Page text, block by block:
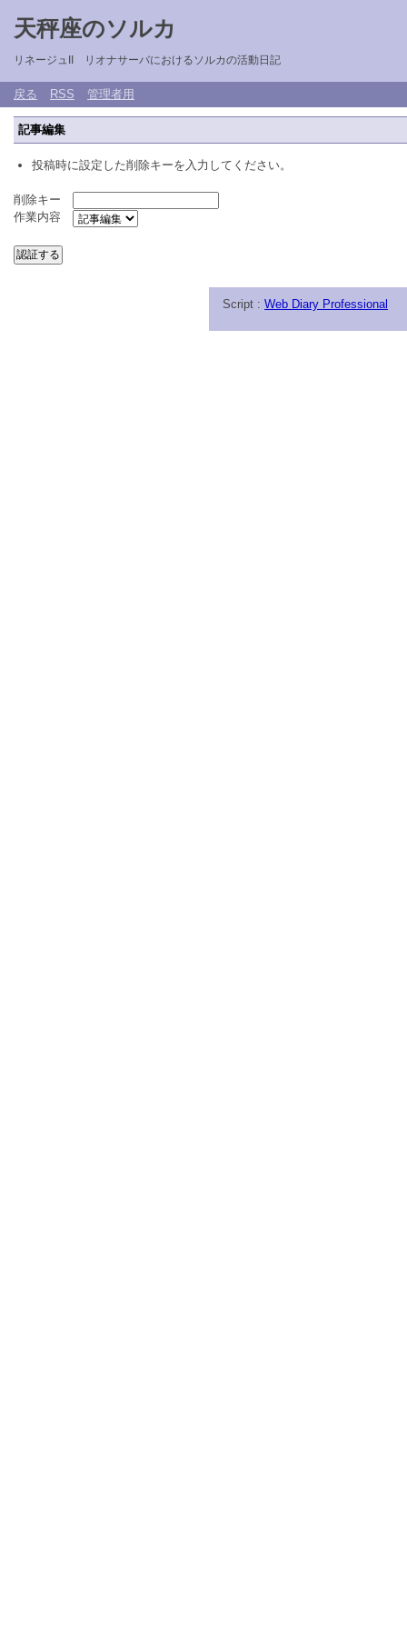
天秤座のソルカ
リネージュII リオナサーバにおけるソルカの活動日記
戻る RSS 管理者用
記事編集
投稿時に設定した削除キーを入力してください。
削除キー
作業内容
Script : Web Diary Professional